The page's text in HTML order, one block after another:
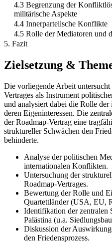
4.3 Begrenzung der
militärische Aspekte
4.4 Innerparteiische Konflikte
4.5 Rolle der Mediatoren und
5. Fazit
Zielsetzung &
Die vorliegende Arbeit untersucht
Vertrages als Instrument
und analysiert dabei die Rolle
deren Eigeninteressen. Die
der Roadmap-Vertrag eine
struktureller Schwächen den
behinderte.
Analyse der politischen
internationalen Konflikten.
Untersuchung der
Roadmap-Vertrages.
Bewertung der Rolle und
Quartettländer (USA, EU,
Identifikation der zentralen
Palästina (u.a.
Diskussion der
den Friedensprozess.